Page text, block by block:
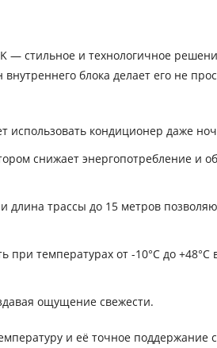
— стильное и технологичное
блока делает его не
кондиционер даже
снижает энергопотребление и
трассы до 15 метров
температурах от -10°C до
ощущение свежести.
и её точное